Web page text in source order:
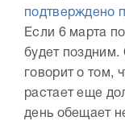
подтверждено
Если 6 марта
будет поздним.
говорит о том,
растает еще
день обещает